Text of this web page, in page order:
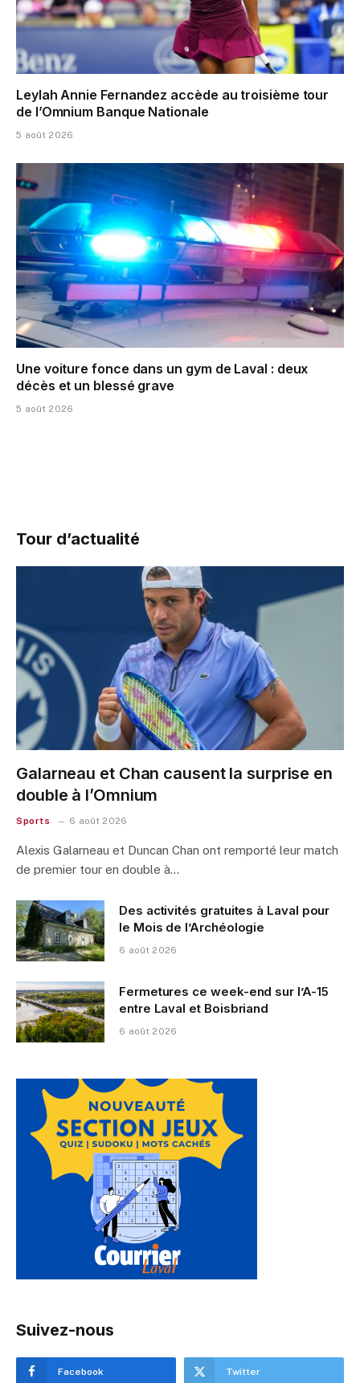
Leylah Annie Fernandez accède au troisième tour
de l’Omnium Banque Nationale
5 août 2026
Une voiture fonce dans un gym de Laval : deux
décès et un blessé grave
5 août 2026
Tour d’actualité
Galarneau et Chan causent la surprise en
double à l’Omnium
Sports 6 août 2026
Alexis Galarneau et Duncan Chan ont remporté leur match
de premier tour en double à…
Des activités gratuites à Laval pour
le Mois de l’Archéologie
6 août 2026
Fermetures ce week-end sur l’A-15
entre Laval et Boisbriand
6 août 2026
Suivez-nous
Facebook Twitter